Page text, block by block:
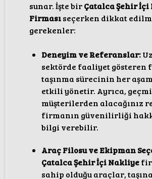
sunar. İşte birÇatalca Şehir
Firmasıseçerken dikkat
gerekenler:
Deneyim ve Referanslar:
sektörde faaliyet gösteren
taşınma sürecinin her
etkili yönetir. Ayrıca,
müşterilerden alacağınız
firmanın güvenilirliği
bilgi verebilir.
Araç Filosu ve Ekipman
Çatalca Şehir İçi Nakliye
sahip olduğu araçlar,